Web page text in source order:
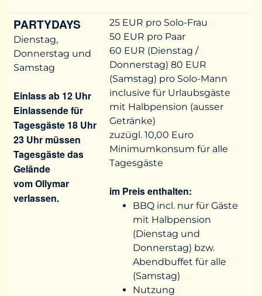
PARTYDAYS
Dienstag,
Donnerstag und
Samstag
Einlass ab 12 Uhr
Einlassende für
Tagesgäste 18 Uhr
23 Uhr müssen
Tagesgäste das
Gelände
vom Ollymar
verlassen.
25 EUR pro Solo-Frau
50 EUR pro Paar
60 EUR (Dienstag /
Donnerstag) 80 EUR
(Samstag) pro Solo-Mann
inclusive für Urlaubsgäste
mit Halbpension (ausser
Getränke)
zuzügl. 10,00 Euro
Minimumkonsum für alle
Tagesgäste
im Preis enthalten:
BBQ incl. nur für Gäste
mit Halbpension
(Dienstag und
Donnerstag) bzw.
Abendbuffet für alle
(Samstag)
Nutzung